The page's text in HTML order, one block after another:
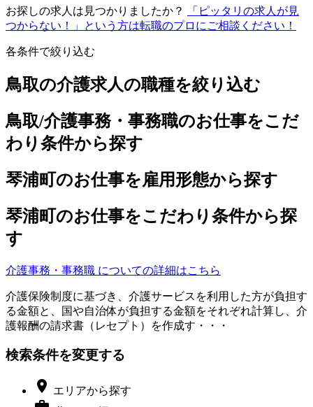
お探しの求人は見つかりましたか？
「ピッタリの求人が見
つからない！」という方は転職のプロにご相談ください！
各条件で絞り込む
鳥取の介護求人の職種を絞り込む
鳥取/介護事務・事務職のお仕事をこだ
わり条件から探す
琴浦町のお仕事を雇用形態から探す
琴浦町のお仕事をこだわり条件から探
す
介護事務・事務職 についての詳細はこちら
介護保険制度に基づき、介護サービスを利用した方が負担す
る金額と、国や自治体が負担する金額をそれぞれ計算し、介
護報酬の請求書（レセプト）を作成す・・・
検索条件を変更する
 エリアから探す